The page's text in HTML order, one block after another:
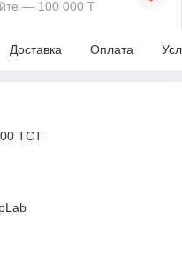
— 100 000 ₸
Доставка Оплата
ТСТ